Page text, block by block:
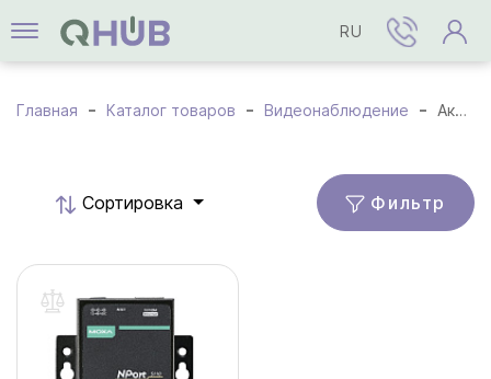
RU
Главная Каталог товаров Видеонаблюдение Аксессуары
Cортировка Фильтр